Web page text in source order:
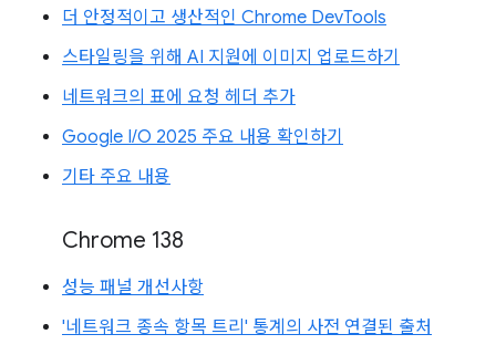
더 안정적이고 생산적인 Chrome DevTools
스타일링을 위해 AI 지원에 이미지 업로드하기
네트워크의 표에 요청 헤더 추가
Google I/O 2025 주요 내용 확인하기
기타 주요 내용
Chrome 138
성능 패널 개선사항
'네트워크 종속 항목 트리' 통계의 사전 연결된 출처